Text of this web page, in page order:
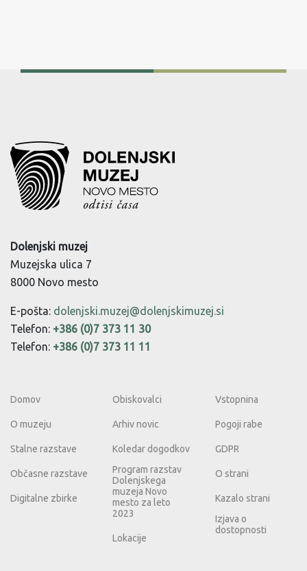
Dolenjski muzej
Muzejska ulica 7
8000 Novo mesto
E-pošta: dolenjski.muzej@dolenjskimuzej.si
Telefon: +386 (0)7 373 11 30
Telefon: +386 (0)7 373 11 11
Domov
O muzeju
Stalne razstave
Občasne razstave
Digitalne zbirke
Obiskovalci
Arhiv novic
Koledar dogodkov
Program razstav
Dolenjskega
muzeja Novo
mesto za leto
2023
Lokacije
Vstopnina
Pogoji rabe
GDPR
O strani
Kazalo strani
Izjava o
dostopnosti